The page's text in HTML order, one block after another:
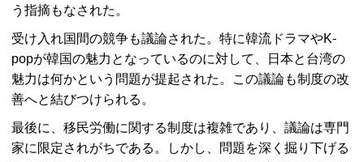
う指摘もなされた。
受け入れ国間の競争も議論された。特に韓流ドラマやK-
popが韓国の魅力となっているのに対して、日本と台湾の
魅力は何かという問題が提起された。この議論も制度の改
善へと結びつけられる。
最後に、移民労働に関する制度は複雑であり、議論は専門
家に限定されがちである。しかし、問題を深く掘り下げる